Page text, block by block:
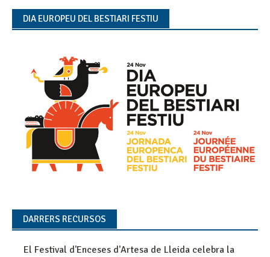
DIA EUROPEU DEL BESTIARI FESTIU
DARRERS RECURSOS
El Festival d'Enceses d'Artesa de Lleida celebra la